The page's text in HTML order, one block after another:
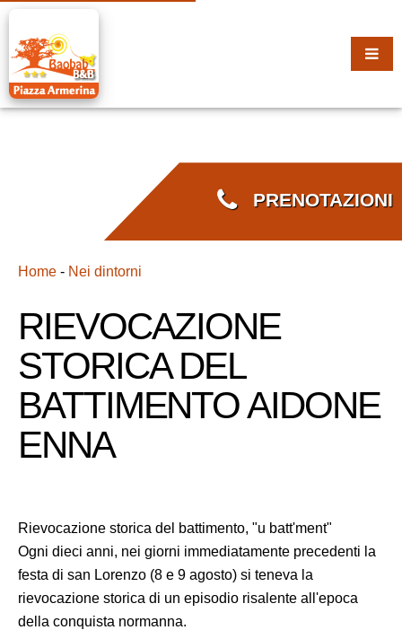
PRENOTAZIONI
Home - Nei dintorni
RIEVOCAZIONE
STORICA DEL
BATTIMENTO AIDONE
ENNA
Rievocazione storica del battimento, "u batt'ment"
Ogni dieci anni, nei giorni immediatamente precedenti la
festa di san Lorenzo (8 e 9 agosto) si teneva la
rievocazione storica di un episodio risalente all'epoca
della conquista normanna.